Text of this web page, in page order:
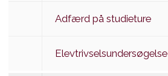
Adfærd på studieture
Elevtrivselsundersøgelse